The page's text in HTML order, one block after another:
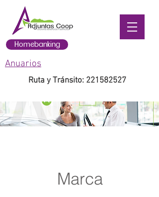
Homebanking
Anuarios
Ruta y Tránsito: 221582527
Marca